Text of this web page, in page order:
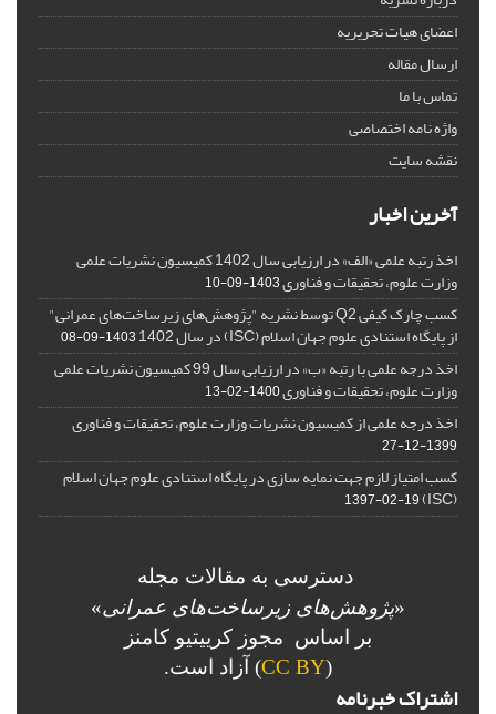
اعضای هیات تحریریه
ارسال مقاله
تماس با ما
واژه نامه اختصاصی
نقشه سایت
آخرین اخبار
اخذ رتبه علمی «الف» در ارزیابی سال 1402 کمیسیون نشریات علمی
وزارت علوم، تحقیقات و فناوری1403-09-10
کسب چارک کیفی Q2 توسط نشریه "پژوهش‌های زیرساخت‌های عمرانی"
از پایگاه استنادی علوم جهان اسلام (ISC) در سال 1402 1403-09-08
اخذ درجه علمی با رتبه «ب» در ارزیابی سال 99 کمیسیون نشریات علمی
وزارت علوم، تحقیقات و فناوری1400-02-13
اخذ درجه علمی از کمیسیون نشریات وزارت علوم، تحقیقات و فناوری
1399-12-27
کسب امتیاز لازم جهت نمایه سازی در پایگاه استنادی علوم جهان اسلام
(ISC)
1397-02-19
دسترسی به مقالات مجله
«پژوهش‌های زیرساخت‌های عمرانی»
بر اساس مجوز کرییتیو کامنز
(
CC BY) آزاد است.
اشتراک خبرنامه